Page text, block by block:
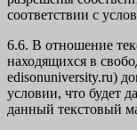
соответствии с
6.6. В отношение
находящихся в
edisonuniversity.ru)
условии, что будет
данный текстовый